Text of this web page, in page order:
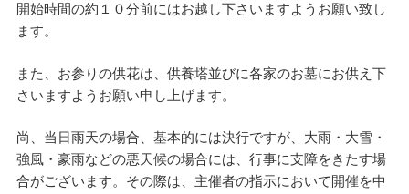
開始時間の約１０分前にはお越し下さいますようお願い致し
ます。
また、お参りの供花は、供養塔並びに各家のお墓にお供え下
さいますようお願い申し上げます。
尚、当日雨天の場合、基本的には決行ですが、大雨・大雪・
強風・豪雨などの悪天候の場合には、行事に支障をきたす場
合がございます。その際は、主催者の指示において開催を中